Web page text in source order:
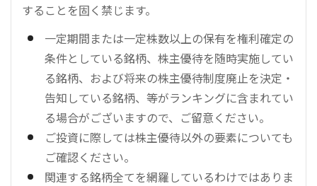
することを固く禁じます。
一定期間または一定株数以上の保有を権利確定の
条件としている銘柄、株主優待を随時実施してい
る銘柄、および将来の株主優待制度廃止を決定・
告知している銘柄、等がランキングに含まれてい
る場合がございますので、ご留意ください。
ご投資に際しては株主優待以外の要素についても
ご確認ください。
関連する銘柄全てを網羅しているわけではありま